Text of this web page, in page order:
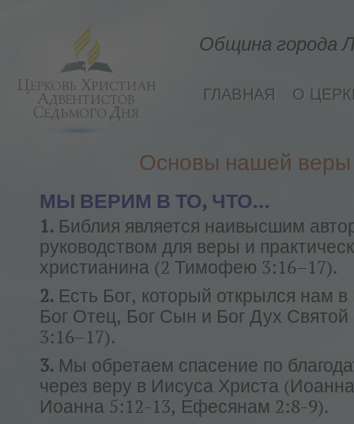
Община города
ГЛАВНАЯ О
Основы нашей веры
МЫ ВЕРИМ В ТО, ЧТО…
1. Библия является наивысшим
руководством для веры и
христианина (2 Тимофею 3:16–17).
2. Есть Бог, который открылся нам
Бог Отец, Бог Сын и Бог Дух
3:16–17).
3. Мы обретаем спасение по
через веру в Иисуса Христа
Иоанна 5:12-13, Ефесянам 2:8-9).